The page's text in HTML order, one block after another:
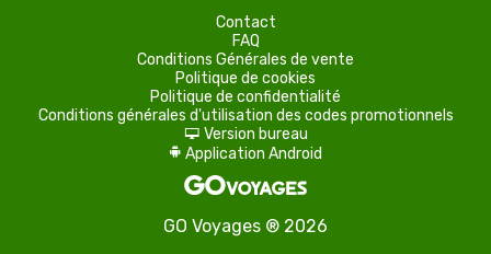
Contact
FAQ
Conditions Générales de vente
Politique de cookies
Politique de confidentialité
Conditions générales d'utilisation des codes promotionnels
d Version bureau
A Application Android
GO Voyages ® 2026